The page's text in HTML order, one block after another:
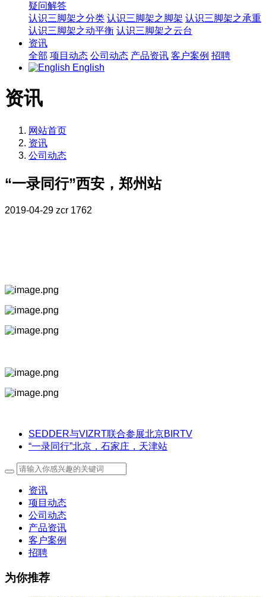
疑问解答
认识三脚架之分类 认识三脚架之脚架 认识三脚架之承重
认识三脚架之动平衡 认识三脚架之云台
资讯
全部 项目动态 公司动态 产品资讯 客户案例 招聘
English
资讯
网站首页
资讯
公司动态
“一录同行”西安，郑州站
2019-04-29 zcr 1762
SEDDER与VIZRT联合参展北京BIRTV
“一录同行”北京，石家庄，天津站
资讯
项目动态
公司动态
产品资讯
客户案例
招聘
为你推荐